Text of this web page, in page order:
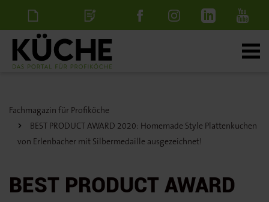
NewsletterStellenanzeige
Fachmagazin für Profiköche
BEST PRODUCT AWARD 2020: Homemade Style Plattenkuchen
von Erlenbacher mit Silbermedaille ausgezeichnet!
BEST PRODUCT AWARD